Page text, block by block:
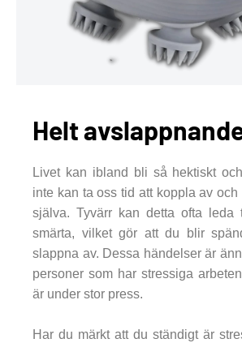
Helt
Livet kan ibland bli så hektiskt
inte kan ta oss tid att koppla av
själva. Tyvärr kan detta ofta leda
smärta, vilket gör att du blir
slappna av. Dessa händelser är
personer som har stressiga
är under stor press.
Har du märkt att du ständigt är